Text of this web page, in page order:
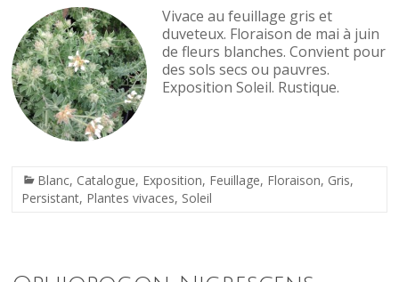
Vivace au feuillage gris et
duveteux. Floraison de mai à juin
de fleurs blanches. Convient pour
des sols secs ou pauvres.
Exposition Soleil. Rustique.
Blanc, Catalogue, Exposition, Feuillage, Floraison, Gris,
Persistant, Plantes vivaces, Soleil